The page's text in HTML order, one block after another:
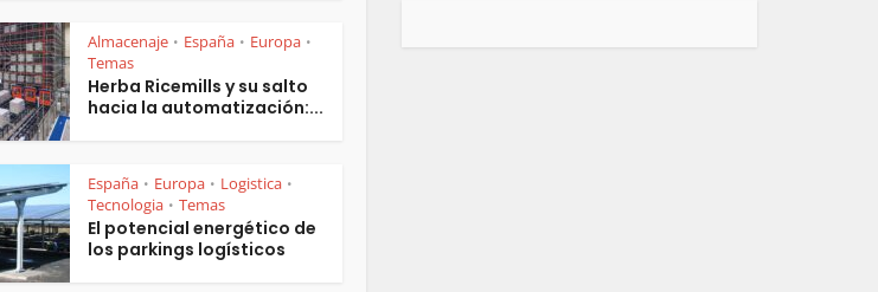
Almacenaje • España • Europa •
Temas
Herba Ricemills y su salto
hacia la automatización:...
España • Europa • Logistica •
Tecnologia • Temas
El potencial energético de
los parkings logísticos